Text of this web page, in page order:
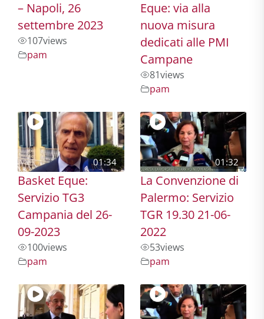
– Napoli, 26
settembre 2023
107views
pam
Eque: via alla
nuova misura
dedicati alle PMI
Campane
81views
pam
01:34
Basket Eque:
Servizio TG3
Campania del 26-
09-2023
100views
pam
01:32
La Convenzione di
Palermo: Servizio
TGR 19.30 21-06-
2022
53views
pam